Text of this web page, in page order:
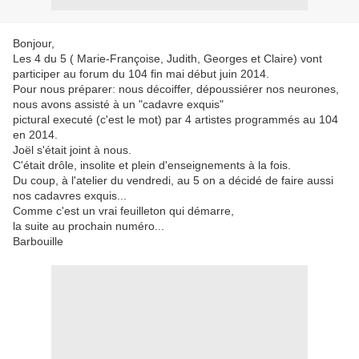
Bonjour,
Les 4 du 5 ( Marie-Françoise, Judith, Georges et Claire) vont
participer au forum du 104 fin mai début juin 2014.
Pour nous préparer: nous décoiffer, dépoussiérer nos neurones,
nous avons assisté à un "cadavre exquis"
pictural executé (c'est le mot) par 4 artistes programmés au 104
en 2014.
Joël s'était joint à nous.
C'était drôle, insolite et plein d'enseignements à la fois.
Du coup, à l'atelier du vendredi, au 5 on a décidé de faire aussi
nos cadavres exquis...
Comme c'est un vrai feuilleton qui démarre,
la suite au prochain numéro...
Barbouille